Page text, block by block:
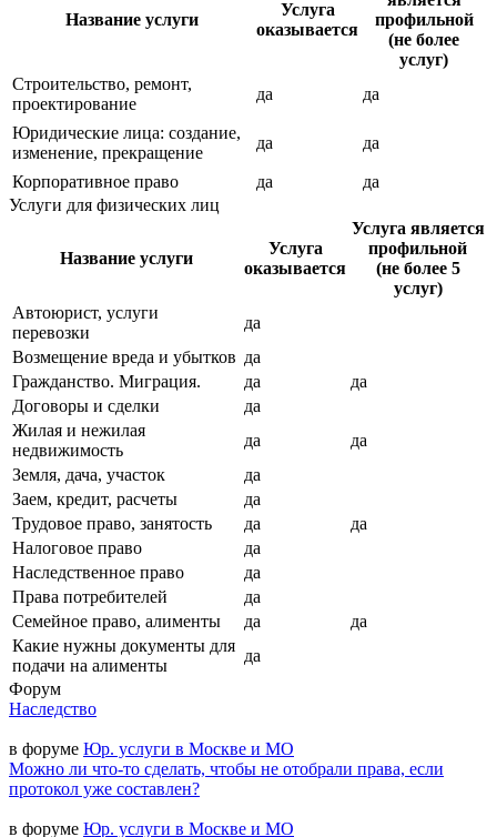
Название услуги
Услуга
оказывается
профильной
(не более
услуг)
Строительство, ремонт,
проектирование
да да
Юридические лица: создание,
изменение, прекращение
да да
Корпоративное право да
да
Услуги для физических лиц
Название услуги
Услуга
оказывается
Услуга является
профильной
(не более 5
услуг)
Автоюрист, услуги
перевозки
да
Возмещение вреда и убытков да
Гражданство. Миграция.
да
да
Договоры и сделки
да
Жилая и нежилая
недвижимость
да
да
Земля, дача, участок
да
Заем, кредит, расчеты
да
Трудовое право, занятость
да
да
Налоговое право
да
Наследственное право
да
Права потребителей
да
Семейное право, алименты
да
да
Какие нужны документы для
подачи на алименты
да
Форум
Наследство
в форуме Юр. услуги в Москве и МО
Можно ли что-то сделать, чтобы не отобрали права, если
протокол уже составлен?
в форуме Юр. услуги в Москве и МО